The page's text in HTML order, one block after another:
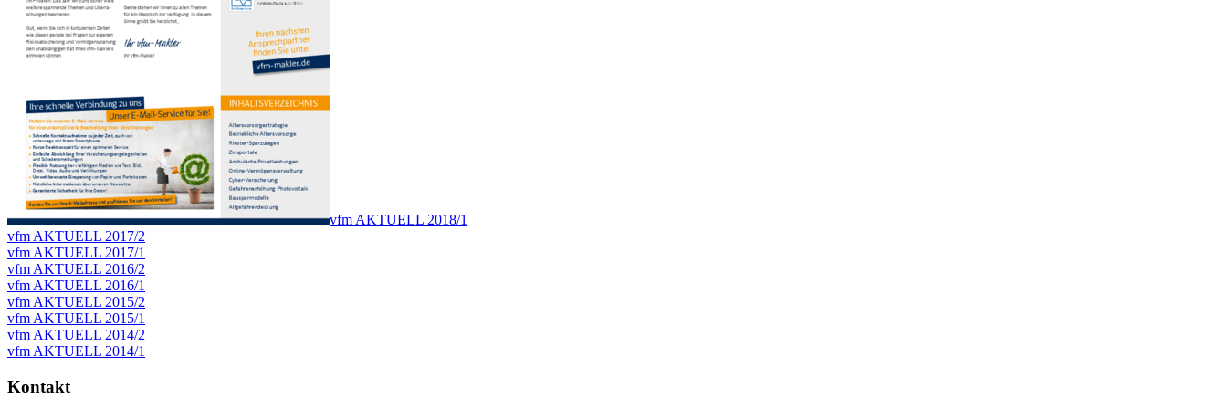
vfm AKTUELL 2018/1
vfm AKTUELL 2017/2
vfm AKTUELL 2017/1
vfm AKTUELL 2016/2
vfm AKTUELL 2016/1
vfm AKTUELL 2015/2
vfm AKTUELL 2015/1
vfm AKTUELL 2014/2
vfm AKTUELL 2014/1
Kontakt